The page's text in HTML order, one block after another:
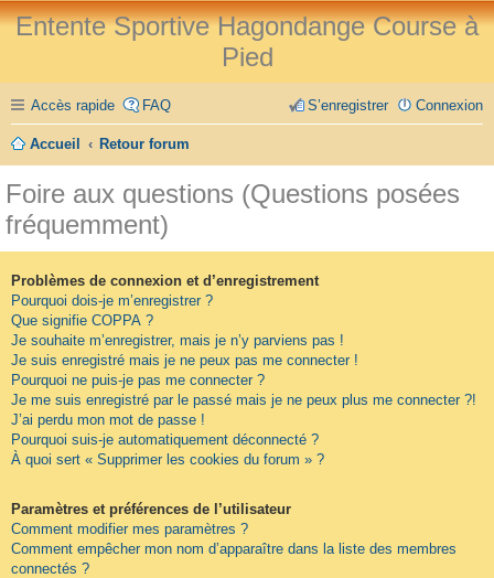
Entente Sportive Hagondange Course à
Pied
Accès rapide FAQ Connexion
S’enregistrer
Accueil Retour forum
Foire aux questions (Questions posées
fréquemment)
Problèmes de connexion et d’enregistrement
Pourquoi dois-je m’enregistrer ?
Que signifie COPPA ?
Je souhaite m’enregistrer, mais je n’y parviens pas !
Je suis enregistré mais je ne peux pas me connecter !
Pourquoi ne puis-je pas me connecter ?
Je me suis enregistré par le passé mais je ne peux plus me connecter ?!
J’ai perdu mon mot de passe !
Pourquoi suis-je automatiquement déconnecté ?
À quoi sert « Supprimer les cookies du forum » ?
Paramètres et préférences de l’utilisateur
Comment modifier mes paramètres ?
Comment empêcher mon nom d’apparaître dans la liste des membres
connectés ?